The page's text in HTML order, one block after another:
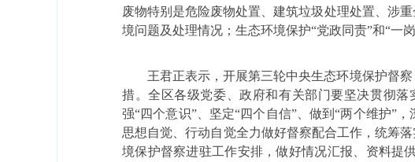
废物特别是危险废物处置、建筑垃圾处理处置、涉
境问题及处理情况；生态环境保护“党政同责”和“一
王君正表示，开展第三轮中央生态环境保护督
措。全区各级党委、政府和有关部门要坚决贯彻
强“四个意识”、坚定“四个自信”、做到“两个维护”，
思想自觉、行动自觉全力做好督察配合工作，统筹落
境保护督察进驻工作安排，做好情况汇报、资料提